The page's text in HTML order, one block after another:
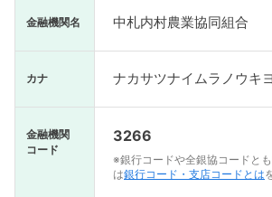
金融機関名 中札内村農業協同組合
カナ ナカサツナイムラノウキ
金融機関
コード
3266
※銀行コードや全銀協コードと
は銀行コード・支店コードとは